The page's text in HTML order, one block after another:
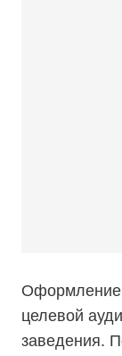
Оформление
целевой
заведения.